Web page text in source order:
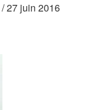
/27 juin 2016